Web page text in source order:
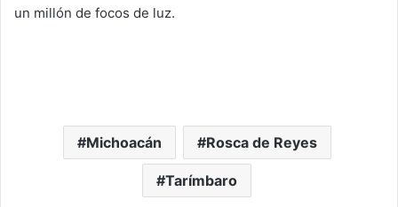
un millón de focos de luz.
Michoacán Rosca de Reyes
Tarímbaro